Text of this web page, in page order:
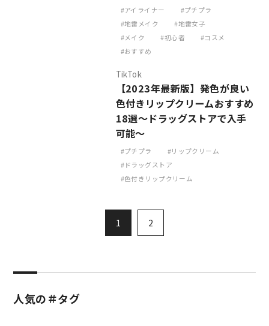
アイライナー
プチプラ
地雷メイク
地雷女子
メイク
初心者
コスメ
おすすめ
TikTok
【2023年最新版】発色が良い
色付きリップクリームおすすめ
18選～ドラッグストアで入手
可能～
プチプラ
リップクリーム
ドラッグストア
色付きリップクリーム
1 2
人気の＃タグ